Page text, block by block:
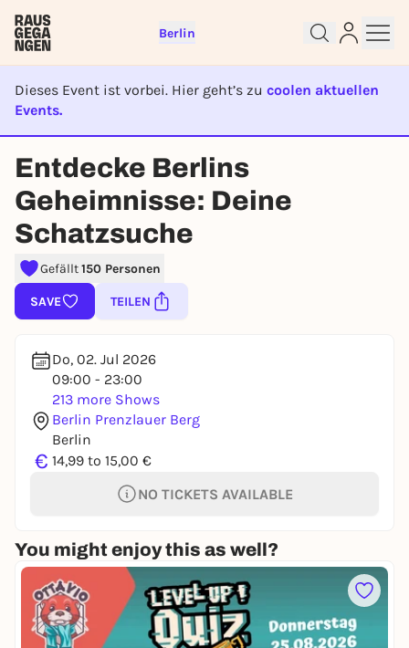
Berlin
Dieses Event ist vorbei. Hier geht’s zu coolen aktuellen
Events.
EVENT IST BEENDET
Entdecke Berlins
Geheimnisse: Deine
Schatzsuche
Gefällt150 Personen
SAVE TEILEN
Do, 02. Jul 2026
09:00 - 23:00
213 more Shows
Berlin Prenzlauer Berg
Berlin
€ 14,99 to 15,00 €
NO TICKETS AVAILABLE
You might enjoy this as well?
Sign up for free and get started
right away
To like events, follow pages, or participate in
lotteries, you need a free Rausgegangen account.
REGISTER FOR FREE NOW
You already have an account?